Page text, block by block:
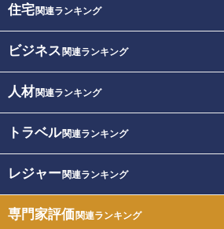
住宅関連ランキング
ビジネス 関連ランキング
人材関連ランキング
トラベル関連ランキング
レジャー関連ランキング
専門家評価関連ランキング